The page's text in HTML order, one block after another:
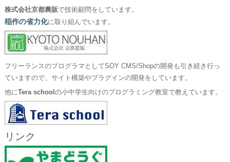
株式会社京都農販で技術顧問をしています。
稲作の省力化に取り組んでいます。
フリーランスのプログラマとしてSOY CMS/Shopの開発も引き続き行っ
ていますので、サイト構築やプラグインの開発をしています。
他にTera school の小中学生向けのプログラミング教室で教えています。
リンク